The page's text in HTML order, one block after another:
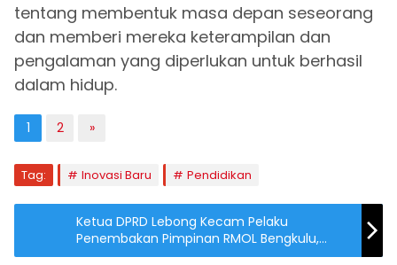
tentang membentuk masa depan seseorang
dan memberi mereka keterampilan dan
pengalaman yang diperlukan untuk berhasil
dalam hidup.
1 2 »
Tag: Inovasi Baru Pendidikan
Ketua DPRD Lebong Kecam Pelaku
Penembakan Pimpinan RMOL Bengkulu,
Dukung Polisi Usut Tuntas Pelaku